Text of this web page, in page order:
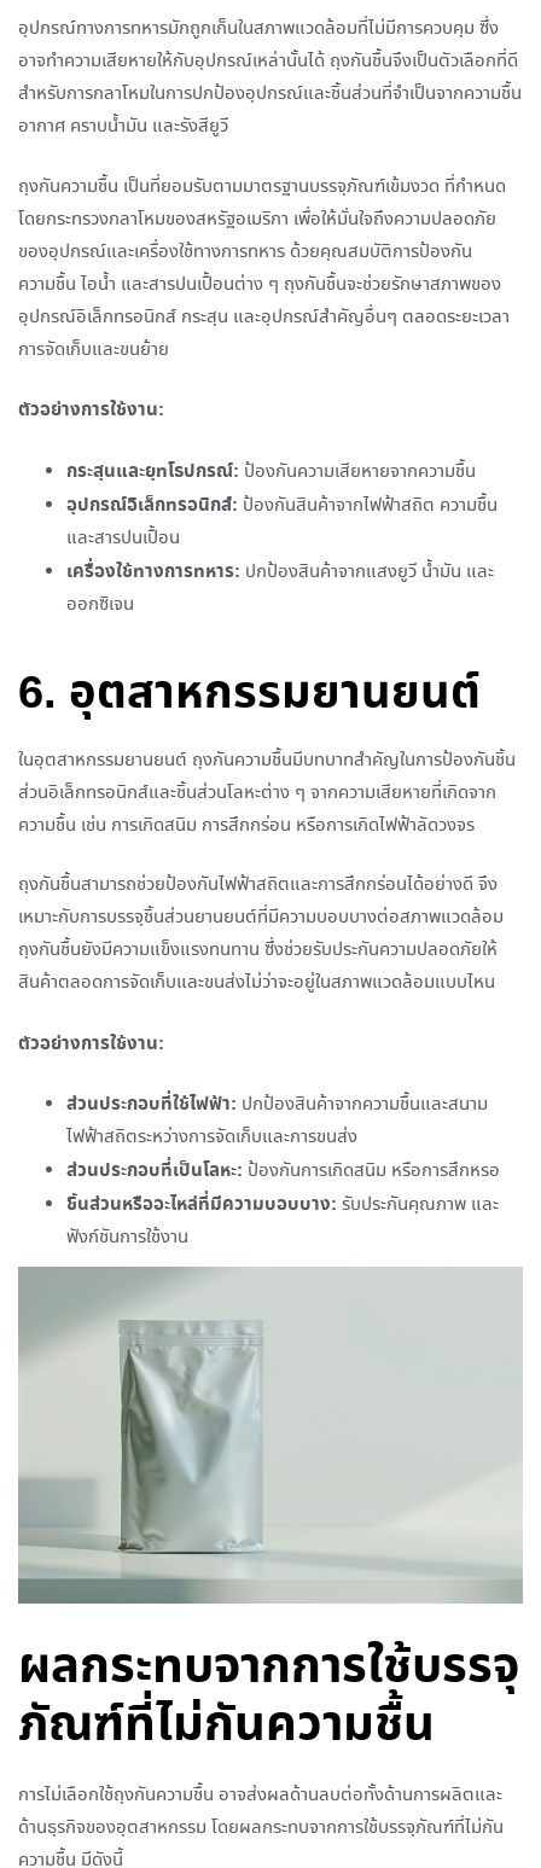
อุปกรณ์ทางการทหารมักถูกเก็นในสภาพแวดล้อมที่ไม่มีการควบคุม ซึ่ง
อาจทำความเสียหายให้กับอุปกรณ์เหล่านั้นได้ ถุงกันชื้นจึงเป็นตัวเลือกที่ดี
สำหรับการกลาโหมในการปกป้องอุปกรณ์และชิ้นส่วนที่จำเป็นจากความชื้น
อากาศ คราบน้ำมัน และรังสียูวี
ถุงกันความชื้น เป็นที่ยอมรับตามมาตรฐานบรรจุภัณฑ์เข้มงวด ที่กำหนด
โดยกระทรวงกลาโหมของสหรัฐอเมริกา เพื่อให้มั่นใจถึงความปลอดภัย
ของอุปกรณ์และเครื่องใช้ทางการทหาร ด้วยคุณสมบัติการป้องกัน
ความชื้น ไอน้ำ และสารปนเปื้อนต่าง ๆ ถุงกันชื้นจะช่วยรักษาสภาพของ
อุปกรณ์อิเล็กทรอนิกส์ กระสุน และอุปกรณ์สำคัญอื่นๆ ตลอดระยะเวลา
การจัดเก็บและขนย้าย
ตัวอย่างการใช้งาน:
กระสุนและยุทโธปกรณ์: ป้องกันความเสียหายจากความชื้น
อุปกรณ์อิเล็กทรอนิกส์: ป้องกันสินค้าจากไฟฟ้าสถิต ความชื้น
และสารปนเปื้อน
เครื่องใช้ทางการทหาร: ปกป้องสินค้าจากแสงยูวี น้ำมัน และ
ออกซิเจน
6. อุตสาหกรรมยานยนต์
ในอุตสาหกรรมยานยนต์ ถุงกันความชื้นมีบทบาทสำคัญในการป้องกันชิ้น
ส่วนอิเล็กทรอนิกส์และชิ้นส่วนโลหะต่าง ๆ จากความเสียหายที่เกิดจาก
ความชื้น เช่น การเกิดสนิม การสึกกร่อน หรือการเกิดไฟฟ้าลัดวงจร
ถุงกันชื้นสามารถช่วยป้องกันไฟฟ้าสถิตและการสึกกร่อนได้อย่างดี จึง
เหมาะกับการบรรจุชิ้นส่วนยานยนต์ที่มีความบอบบางต่อสภาพแวดล้อม
ถุงกันชื้นยังมีความแข็งแรงทนทาน ซึ่งช่วยรับประกันความปลอดภัยให้
สินค้าตลอดการจัดเก็บและขนส่งไม่ว่าจะอยู่ในสภาพแวดล้อมแบบไหน
ตัวอย่างการใช้งาน:
ส่วนประกอบที่ใช้ไฟฟ้า: ปกป้องสินค้าจากความชื้นและสนาม
ไฟฟ้าสถิตระหว่างการจัดเก็บและการขนส่ง
ส่วนประกอบที่เป็นโลหะ: ป้องกันการเกิดสนิม หรือการสึกหรอ
ชิ้นส่วนหรืออะไหล่ที่มีความบอบบาง: รับประกันคุณภาพ และ
ฟังก์ชันการใช้งาน
ผลกระทบจากการใช้บรรจุ
ภัณฑ์ที่ไม่กันความชื้น
การไม่เลือกใช้ถุงกันความชื้น อาจส่งผลด้านลบต่อทั้งด้านการผลิตและ
ด้านธุรกิจของอุตสาหกรรม โดยผลกระทบจากการใช้บรรจุภัณฑ์ที่ไม่กัน
ความชื้น มีดังนี้